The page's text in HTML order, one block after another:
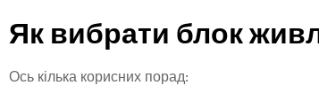
Як вибрати блок
Ось кілька корисних порад: